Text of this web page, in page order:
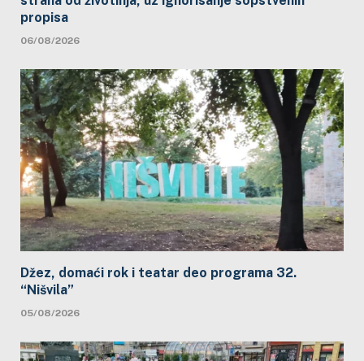
propisa
06/08/2026
Džez, domaći rok i teatar deo programa 32.
“Nišvila”
05/08/2026